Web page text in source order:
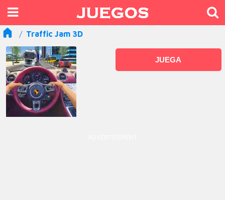
Traffic Jam 3D
JUEGA